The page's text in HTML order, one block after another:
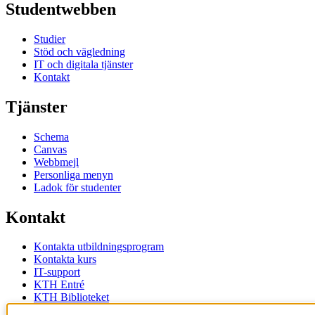
Studentwebben
Studier
Stöd och vägledning
IT och digitala tjänster
Kontakt
Tjänster
Schema
Canvas
Webbmejl
Personliga menyn
Ladok för studenter
Kontakt
Kontakta utbildningsprogram
Kontakta kurs
IT-support
KTH Entré
KTH Biblioteket